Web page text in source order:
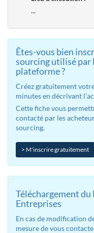
...
Êtes-vous bien
sourcing utilisé par
plateforme ?
Créez gratuitement
minutes en décrivant
Cette fiche vous
contacté par les
sourcing.
> M'inscrire gratuitement
Téléchargement
Entreprises
En cas de modification
mesure de vous